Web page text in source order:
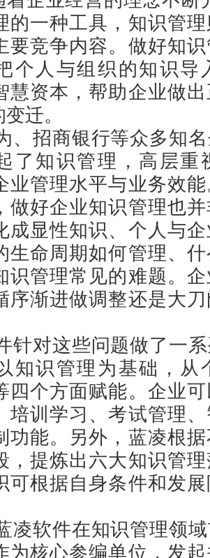
的一种工具，知识管
要竞争内容。做好知
个人与组织的知识导
慧资本，帮助企业做
迁。
、招商银行等众多知
了知识管理，高层重
业管理水平与业务效
做好企业知识管理也
成显性知识、个人与
生命周期如何管理、
识管理常见的难题。
序渐进做调整还是大
针对这些问题做了一
知识管理为基础，从
四个方面赋能。企业
培训学习、考试管理
功能。另外，蓝凌根
，提炼出六大知识管
可根据自身条件和发
凌软件在知识管理领
为核心参编单位，发